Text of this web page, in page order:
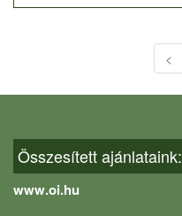
<
Összesített ajánlataink:
www.oi.hu